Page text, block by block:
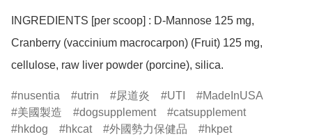
INGREDIENTS [per scoop] : D-Mannose 125 mg,
Cranberry (vaccinium macrocarpon) (Fruit) 125 mg,
nusentia utrin 尿道炎 UTI
MadeInUSA
美國製造
dogsupplement
catsupplement
hkdog
hkcat 外國勢力保健品
hkpet